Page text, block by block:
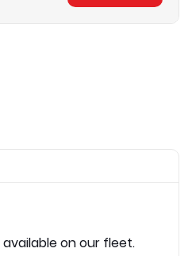
on our fleet.